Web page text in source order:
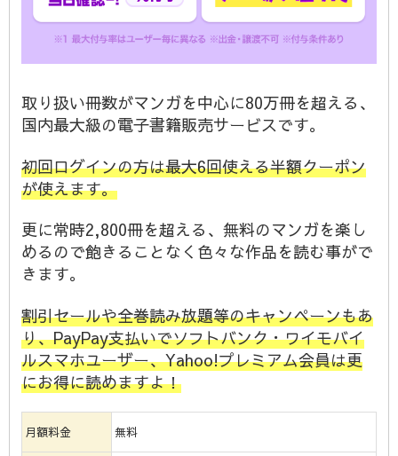
取り扱い冊数がマンガを中心に80万冊を超える、
国内最大級の電子書籍販売サービスです。
初回ログインの方は最大6回使える半額クーポン
が使えます。
更に常時2,800冊を超える、無料のマンガを楽し
めるので飽きることなく色々な作品を読む事がで
きます。
割引セールや全巻読み放題等のキャンペーンもあ
り、PayPay支払いでソフトバンク・ワイモバイ
ルスマホユーザー、Yahoo!プレミアム会員は更
にお得に読めますよ！
月額料金 無料